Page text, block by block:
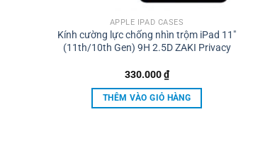
APPLE IPAD CASES
Kính cường lực chống nhìn trộm iPad 11″
(11th/10th Gen) 9H 2.5D ZAKI Privacy
330.000₫
THÊM VÀO GIỎ HÀNG